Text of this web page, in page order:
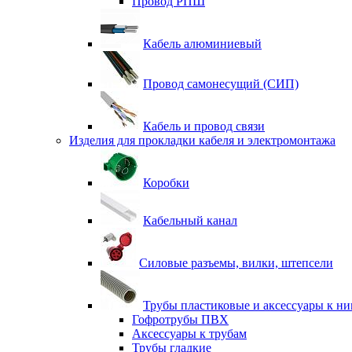
Кабель алюминиевый
Провод самонесущий (СИП)
Кабель и провод связи
Изделия для прокладки кабеля и электромонтажа
Коробки
Кабельный канал
Силовые разъемы, вилки, штепсели
Трубы пластиковые и аксессуары к
Гофротрубы ПВХ
Аксессуары к трубам
Трубы гладкие